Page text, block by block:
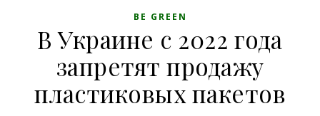
BE GREEN
В Украине с 2022 года
запретят продажу
пластиковых пакетов